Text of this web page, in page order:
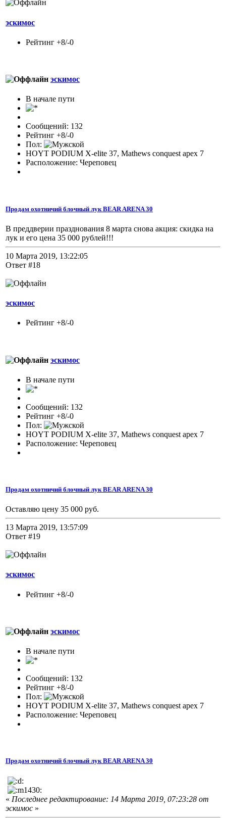
эскимос
Рейтинг +8/-0
эскимос
В начале пути
Сообщений: 132
Рейтинг +8/-0
Пол:
HOYT PODIUM X-elite 37, Mathews conquest apex 7
Расположение: Череповец
Продам охотничий блочный лук BEAR ARENA 30
В преддверии празднования 8 марта снова акция: скидка на
лук и его цена 35 000 рублей!!!
10 Марта 2019, 13:22:05
Ответ #18
эскимос
Рейтинг +8/-0
эскимос
В начале пути
Сообщений: 132
Рейтинг +8/-0
Пол:
HOYT PODIUM X-elite 37, Mathews conquest apex 7
Расположение: Череповец
Продам охотничий блочный лук BEAR ARENA 30
Оставляю цену 35 000 руб.
13 Марта 2019, 13:57:09
Ответ #19
эскимос
Рейтинг +8/-0
эскимос
В начале пути
Сообщений: 132
Рейтинг +8/-0
Пол:
HOYT PODIUM X-elite 37, Mathews conquest apex 7
Расположение: Череповец
Продам охотничий блочный лук BEAR ARENA 30
« Последнее редактирование: 14 Марта 2019, 07:23:28 от
эскимос »